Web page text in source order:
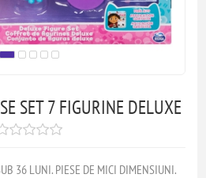
SET 7 FIGURINE DELUXE
36 LUNI. PIESE DE MICI DIMENSIUNI.